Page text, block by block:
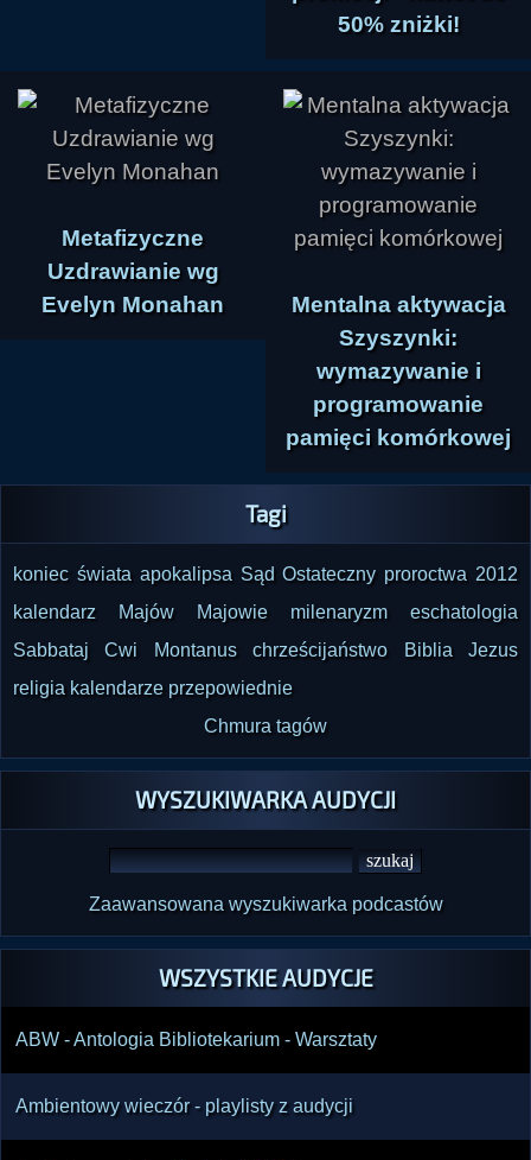
50% zniżki!
Metafizyczne
Uzdrawianie wg
Evelyn Monahan
Mentalna aktywacja
Szyszynki:
wymazywanie i
programowanie
pamięci komórkowej
Tagi
koniec świata apokalipsa Sąd Ostateczny proroctwa 2012
kalendarz Majów
Majowie milenaryzm
eschatologia
Sabbataj Cwi
Montanus chrześcijaństwo Biblia
Jezus
religia kalendarze przepowiednie
Chmura tagów
WYSZUKIWARKA AUDYCJI
Zaawansowana wyszukiwarka podcastów
WSZYSTKIE AUDYCJE
ABW - Antologia Bibliotekarium - Warsztaty
Ambientowy wieczór - playlisty z audycji